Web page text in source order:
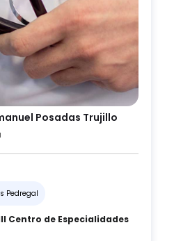
Posadas Trujillo
Pedregal
Centro de Especialidades